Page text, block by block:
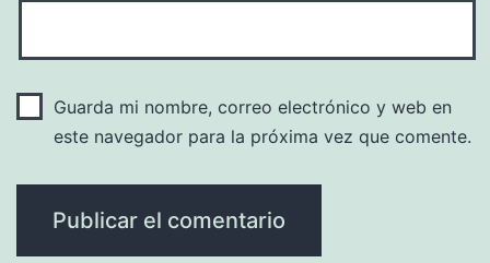
Guarda mi nombre, correo electrónico y web en
este navegador para la próxima vez que comente.